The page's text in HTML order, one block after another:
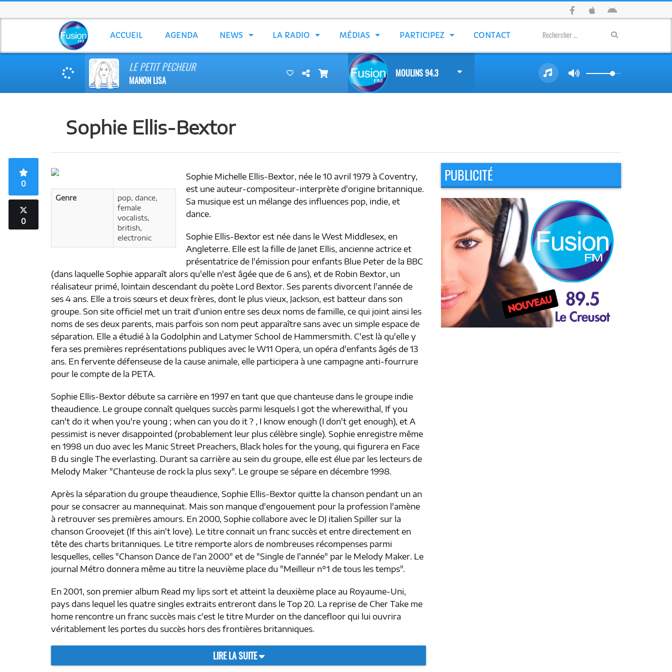
ACCUEIL AGENDA NEWS LA RADIO MÉDIAS PARTICIPEZ CONTACT
LE PETIT PECHEUR
MANON LISA
MOULINS 94.3
Sophie Ellis-Bextor
0
0
Genre
pop, dance,
female
vocalists,
british,
electronic
Sophie Michelle Ellis-Bextor, née le 10 avril 1979 à Coventry,
est une auteur-compositeur-interprète d'origine britannique.
Sa musique est un mélange des influences pop, indie, et
dance.
Sophie Ellis-Bextor est née dans le West Middlesex, en
Angleterre. Elle est la fille de Janet Ellis, ancienne actrice et
présentatrice de l'émission pour enfants Blue Peter de la BBC
(dans laquelle Sophie apparaît alors qu'elle n'est âgée que de 6 ans), et de Robin Bextor, un
réalisateur primé, lointain descendant du poète Lord Bextor. Ses parents divorcent l'année de
ses 4 ans. Elle a trois sœurs et deux frères, dont le plus vieux, Jackson, est batteur dans son
groupe. Son site officiel met un trait d'union entre ses deux noms de famille, ce qui joint ainsi les
noms de ses deux parents, mais parfois son nom peut apparaître sans avec un simple espace de
séparation. Elle a étudié à la Godolphin and Latymer School de Hammersmith. C'est là qu'elle y
fera ses premières représentations publiques avec le W11 Opera, un opéra d'enfants âgés de 13
ans. En fervente défenseuse de la cause animale, elle participera à une campagne anti-fourrure
pour le compte de la PETA.
Sophie Ellis-Bextor débute sa carrière en 1997 en tant que que chanteuse dans le groupe indie
theaudience. Le groupe connaît quelques succès parmi lesquels I got the wherewithal, If you
can't do it when you're young ; when can you do it ? , I know enough (I don't get enough), et A
pessimist is never disappointed (probablement leur plus célèbre single). Sophie enregistre même
en 1998 un duo avec les Manic Street Preachers, Black holes for the young, qui figurera en Face
B du single The everlasting. Durant sa carrière au sein du groupe, elle est élue par les lecteurs de
Melody Maker "Chanteuse de rock la plus sexy". Le groupe se sépare en décembre 1998.
Après la séparation du groupe theaudience, Sophie Ellis-Bextor quitte la chanson pendant un an
pour se consacrer au mannequinat. Mais son manque d'engouement pour la profession l'amène
à retrouver ses premières amours. En 2000, Sophie collabore avec le DJ italien Spiller sur la
chanson Groovejet (If this ain't love). Le titre connait un franc succès et entre directement en
tête des charts britanniques. Le titre remporte alors de nombreuses récompenses parmi
lesquelles, celles "Chanson Dance de l'an 2000" et de "Single de l'année" par le Melody Maker. Le
journal Métro donnera même au titre la neuvième place du "Meilleur n°1 de tous les temps".
En 2001, son premier album Read my lips sort et atteint la deuxième place au Royaume-Uni,
pays dans lequel les quatre singles extraits entreront dans le Top 20. La reprise de Cher Take me
home rencontre un franc succès mais c'est le titre Murder on the dancefloor qui lui ouvrira
véritablement les portes du succès hors des frontières britanniques.
LIRE LA SUITE
PUBLICITÉ